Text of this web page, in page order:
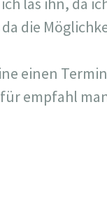
die
einen
empfahl